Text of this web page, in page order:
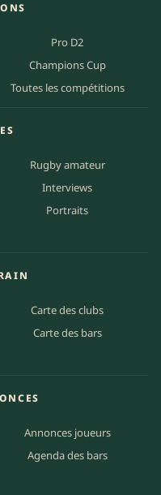
Pro D2
Champions Cup
Toutes les compétitions
Rugby amateur
Interviews
Portraits
Carte des clubs
Carte des bars
Annonces joueurs
Agenda des bars